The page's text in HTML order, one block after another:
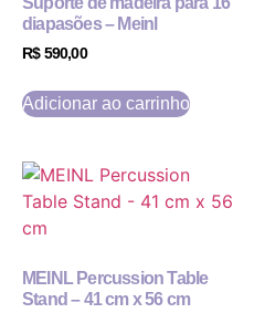
diapasões – Meinl
R$590,00
Adicionar ao carrinho
MEINL Percussion Table
Stand – 41 cm x 56 cm